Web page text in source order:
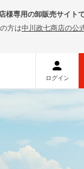
様専用の卸販売サイトで
方は中川政七商店の公